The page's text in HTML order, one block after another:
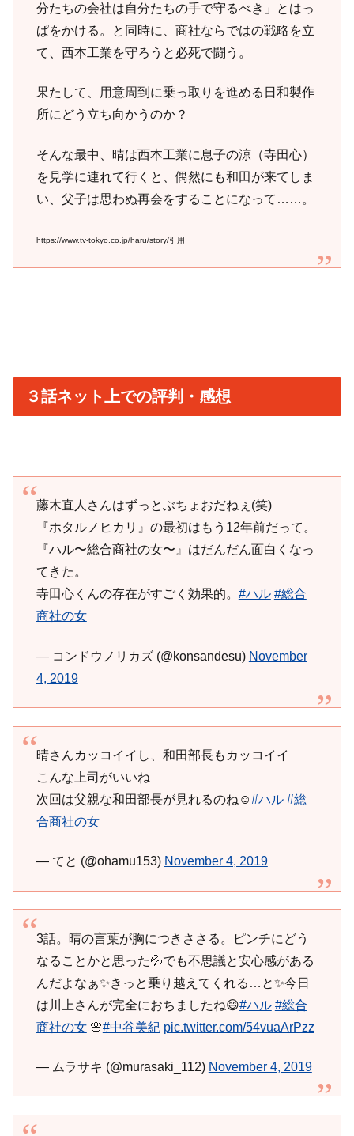
分たちの会社は自分たちの手で守るべき」とはっ
ぱをかける。と同時に、商社ならではの戦略を立
て、西本工業を守ろうと必死で闘う。
果たして、用意周到に乗っ取りを進める日和製作
所にどう立ち向かうのか？
そんな最中、晴は西本工業に息子の涼（寺田心）
を見学に連れて行くと、偶然にも和田が来てしま
い、父子は思わぬ再会をすることになって……。
https://www.tv-tokyo.co.jp/haru/story/引用
３話ネット上での評判・感想
藤木直人さんはずっとぶちょおだねぇ(笑)
『ホタルノヒカリ』の最初はもう12年前だって。
『ハル〜総合商社の女〜』はだんだん面白くなっ
てきた。
寺田心くんの存在がすごく効果的。 #ハル #総合
商社の女
— コンドウノリカズ (@konsandesu) November
4, 2019
晴さんカッコイイし、和田部長もカッコイイ
こんな上司がいいね
次回は父親な和田部長が見れるのね☺️#ハル #総
合商社の女
— てと (@ohamu153) November 4, 2019
3話。晴の言葉が胸につきささる。ピンチにどう
なることかと思った💦でも不思議と安心感がある
んだよなぁ✨きっと乗り越えてくれる…と✨今日
は川上さんが完全におちましたね😄#ハル #総合
商社の女🌸#中谷美紀 pic.twitter.com/54vuaArPzz
— ムラサキ (@murasaki_112) November 4, 2019